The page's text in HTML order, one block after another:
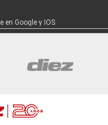
en Google y IOS